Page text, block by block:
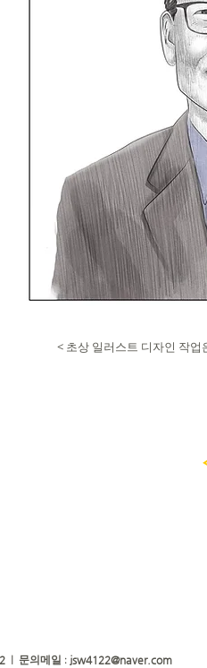
< 초상 일러스트 디자인 작
| 문의메일 : jsw4122@naver.com